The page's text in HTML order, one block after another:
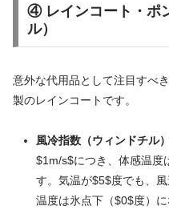
④ レインコート・ポ
ル）
意外な代用品として注目すべ
製のレインコートです。
風冷指数（ウィンドチル
$1m/s$につき、体感温度
す。気温が$5$度でも、
温度は氷点下（$0$度）に